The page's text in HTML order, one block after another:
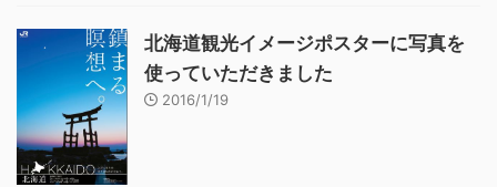
北海道観光イメージポスターに写真を
使っていただきました
2016/1/19